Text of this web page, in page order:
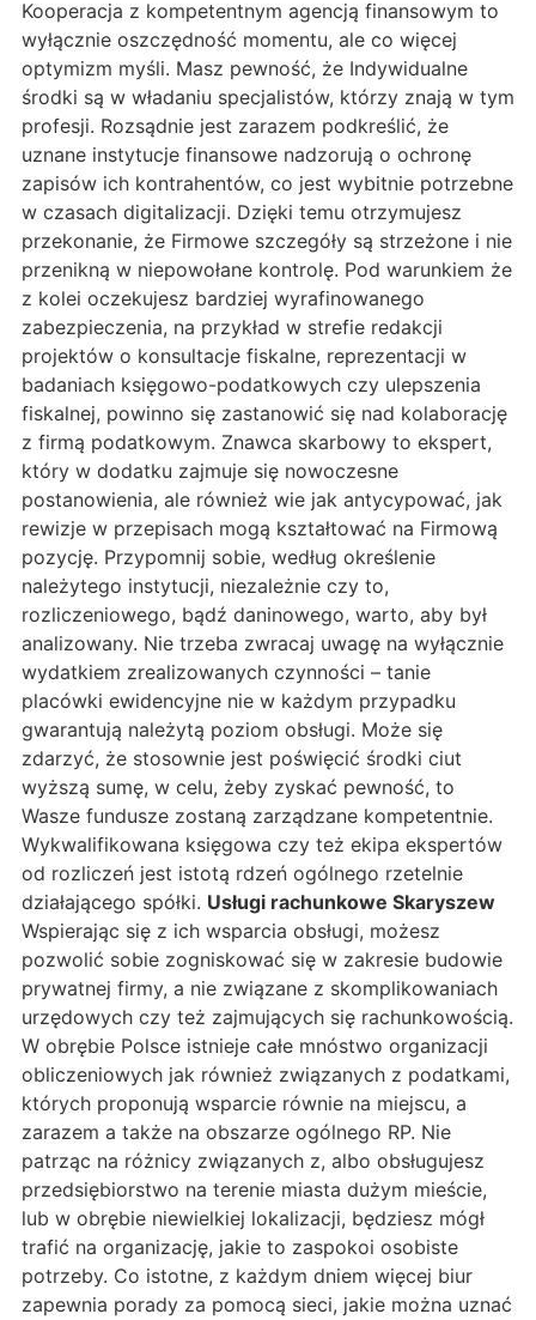
Kooperacja z kompetentnym agencją finansowym to
wyłącznie oszczędność momentu, ale co więcej
optymizm myśli. Masz pewność, że Indywidualne
środki są w władaniu specjalistów, którzy znają w tym
profesji. Rozsądnie jest zarazem podkreślić, że
uznane instytucje finansowe nadzorują o ochronę
zapisów ich kontrahentów, co jest wybitnie potrzebne
w czasach digitalizacji. Dzięki temu otrzymujesz
przekonanie, że Firmowe szczegóły są strzeżone i nie
przenikną w niepowołane kontrolę. Pod warunkiem że
z kolei oczekujesz bardziej wyrafinowanego
zabezpieczenia, na przykład w strefie redakcji
projektów o konsultacje fiskalne, reprezentacji w
badaniach księgowo-podatkowych czy ulepszenia
fiskalnej, powinno się zastanowić się nad kolaborację
z firmą podatkowym. Znawca skarbowy to ekspert,
który w dodatku zajmuje się nowoczesne
postanowienia, ale również wie jak antycypować, jak
rewizje w przepisach mogą kształtować na Firmową
pozycję. Przypomnij sobie, według określenie
należytego instytucji, niezależnie czy to,
rozliczeniowego, bądź daninowego, warto, aby był
analizowany. Nie trzeba zwracaj uwagę na wyłącznie
wydatkiem zrealizowanych czynności – tanie
placówki ewidencyjne nie w każdym przypadku
gwarantują należytą poziom obsługi. Może się
zdarzyć, że stosownie jest poświęcić środki ciut
wyższą sumę, w celu, żeby zyskać pewność, to
Wasze fundusze zostaną zarządzane kompetentnie.
Wykwalifikowana księgowa czy też ekipa ekspertów
od rozliczeń jest istotą rdzeń ogólnego rzetelnie
działającego spółki. Usługi rachunkowe Skaryszew
Wspierając się z ich wsparcia obsługi, możesz
pozwolić sobie zogniskować się w zakresie budowie
prywatnej firmy, a nie związane z skomplikowaniach
urzędowych czy też zajmujących się rachunkowością.
W obrębie Polsce istnieje całe mnóstwo organizacji
obliczeniowych jak również związanych z podatkami,
których proponują wsparcie równie na miejscu, a
zarazem a także na obszarze ogólnego RP. Nie
patrząc na różnicy związanych z, albo obsługujesz
przedsiębiorstwo na terenie miasta dużym mieście,
lub w obrębie niewielkiej lokalizacji, będziesz mógł
trafić na organizację, jakie to zaspokoi osobiste
potrzeby. Co istotne, z każdym dniem więcej biur
zapewnia porady za pomocą sieci, jakie można uznać